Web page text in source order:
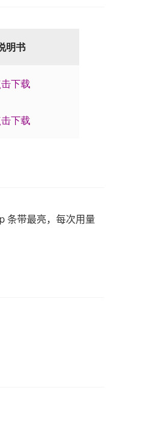
明书
下载
下载
条带最亮，每次用量